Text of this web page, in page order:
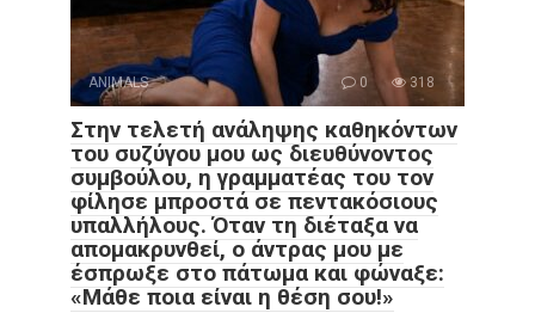
ANIMALS 0 318
Στην τελετή ανάληψης καθηκόντων
του συζύγου μου ως διευθύνοντος
συμβούλου, η γραμματέας του τον
φίλησε μπροστά σε πεντακόσιους
υπαλλήλους. Όταν τη διέταξα να
απομακρυνθεί, ο άντρας μου με
έσπρωξε στο πάτωμα και φώναξε:
«Μάθε ποια είναι η θέση σου!»